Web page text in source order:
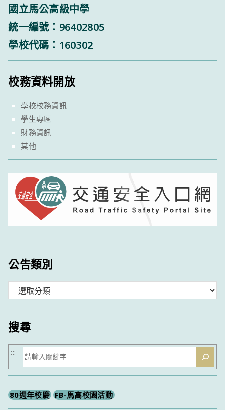
國立馬公高級中學
統一編號：96402805
學校代碼：160302
校務資料開放
學校校務資訊
學生專區
財務資訊
其他
公告類別
類
搜尋
搜
尋
:::
80週年校慶 FB-馬高校園活動